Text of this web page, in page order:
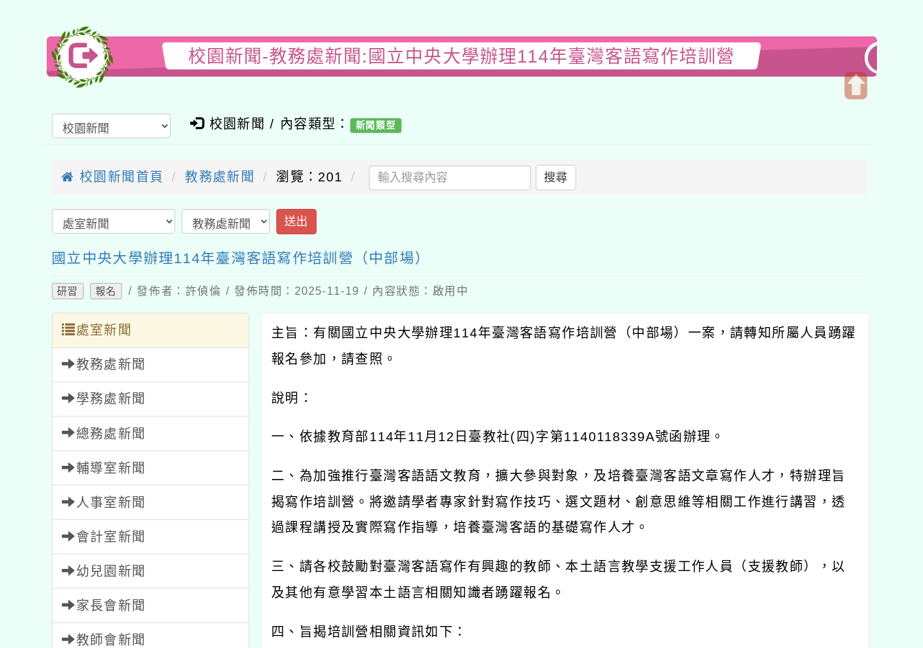
校園新聞-教務處新聞:國立中央大學辦理114年臺灣客語寫作培訓營
校園新聞 / 內容類型： 新聞類型
校園新聞首頁 教務處新聞 瀏覽：201 搜尋
送出
國立中央大學辦理114年臺灣客語寫作培訓營（中部場）
研習 報名 / 發佈者：許偵倫 / 發佈時間：2025-11-19 / 內容狀態：啟用中
處室新聞
教務處新聞
學務處新聞
總務處新聞
輔導室新聞
人事室新聞
會計室新聞
幼兒園新聞
家長會新聞
教師會新聞
主旨：有關國立中央大學辦理114年臺灣客語寫作培訓營（中部場）一案，請轉知所屬人員踴躍
報名參加，請查照。
說明：
一、依據教育部114年11月 12 日臺教社( 四)字第1140118339A號函辦理。
二、為加強推行臺灣客語語文教育，擴大參與對象，及培養臺灣客語文章寫作人才，特辦理旨
揭寫作培訓營。將邀請學者專家針對寫作技巧、選文題材、創意思維等相關工作進行講習，透
過課程講授及實際寫作指導，培養臺灣客語的基礎寫作人才。
三、請各校鼓勵對臺灣客語寫作有興趣的教師、本土語言教學支援工作人員（支援教師），以
及其他有意學習本土語言相關知識者踴躍報名。
四、旨揭培訓營相關資訊如下：